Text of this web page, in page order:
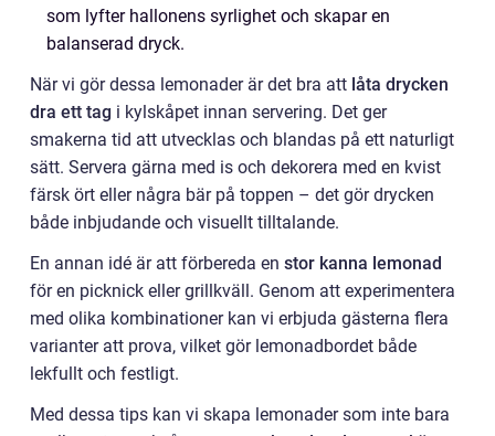
som lyfter hallonens syrlighet och skapar en
balanserad dryck.
När vi gör dessa lemonader är det bra att låta drycken
dra ett tag i kylskåpet innan servering. Det ger
smakerna tid att utvecklas och blandas på ett naturligt
sätt. Servera gärna med is och dekorera med en kvist
färsk ört eller några bär på toppen – det gör drycken
både inbjudande och visuellt tilltalande.
En annan idé är att förbereda en stor kanna lemonad
för en picknick eller grillkväll. Genom att experimentera
med olika kombinationer kan vi erbjuda gästerna flera
varianter att prova, vilket gör lemonadbordet både
lekfullt och festligt.
Med dessa tips kan vi skapa lemonader som inte bara